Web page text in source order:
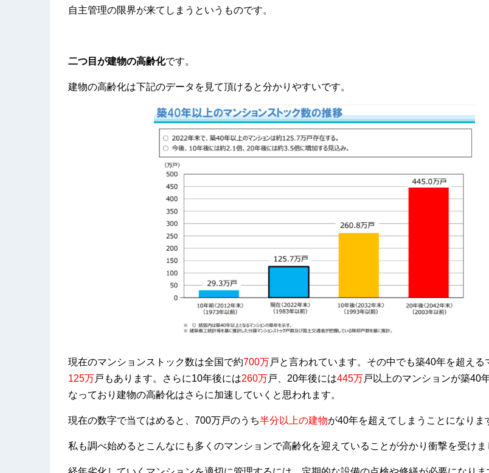
自主管理の限界が来てしまうというものです。
二つ目が建物の高齢化です。
建物の高齢化は下記のデータを見て頂けると分かりやすいです。
現在のマンションストック数は全国で約700万戸と言われています。その中でも築40年を超える
125万戸もあります。さらに10年後には260万戸、20年後には445万戸以上のマンションが築40
なっており建物の高齢化はさらに加速していくと思われます。
現在の数字で当てはめると、700万戸のうち半分以上の建物が40年を超えてしまうことになりま
私も調べ始めるとこんなにも多くのマンションで高齢化を迎えていることが分かり衝撃を受けま